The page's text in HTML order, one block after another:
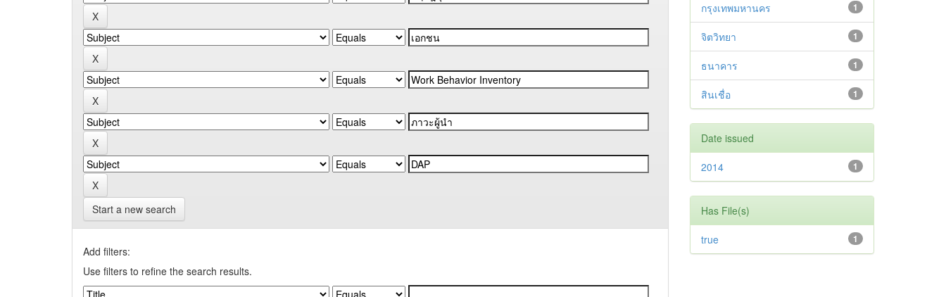
Start a new search
Add filters:
Use filters to refine the search results.
1
กรุงเทพมหานคร
1
จิตวิทยา
1
ธนาคาร
1
สินเชื่อ
Date issued
1
2014
Has File(s)
1
true